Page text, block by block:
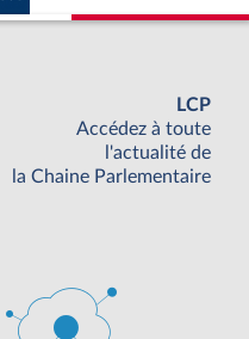
LCP
Accédez à toute
l'actualité de
la Chaine Parlementaire